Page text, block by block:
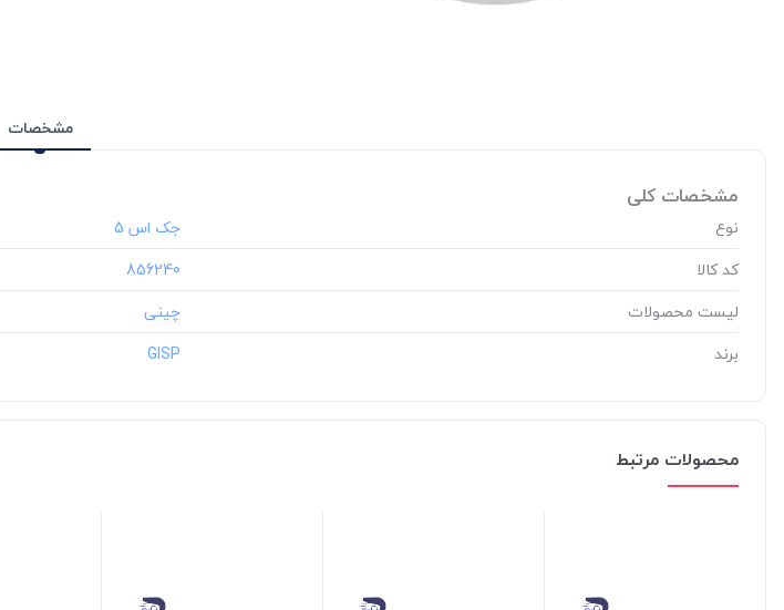
مشخصات
مشخصات کلی
نوع
کد کالا
‎856240
لیست محصولات
برند
‎GISP
محصولات مرتبط